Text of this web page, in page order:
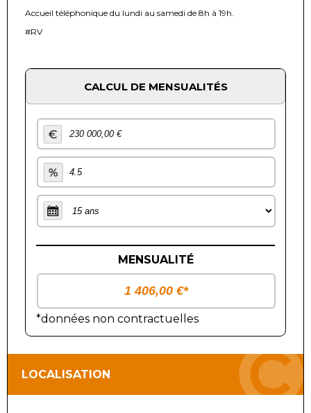
Accueil téléphonique du lundi au samedi de 8h à 19h.
#RV
CALCUL DE MENSUALITÉS
MENSUALITÉ
*données non contractuelles
LOCALISATION